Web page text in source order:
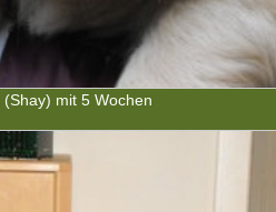
mit 5 Wochen